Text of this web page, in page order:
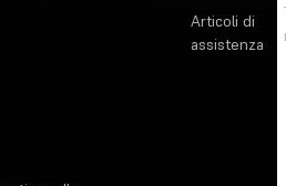
Articoli di
assistenza